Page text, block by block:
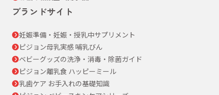
ブランドサイト
妊娠準備・妊娠・授乳中サプリメント
ピジョン母乳実感 哺乳びん
ベビーグッズの洗浄・消毒・除菌ガイド
ピジョン離乳食 ハッピーミール
乳歯ケア お手入れの基礎知識